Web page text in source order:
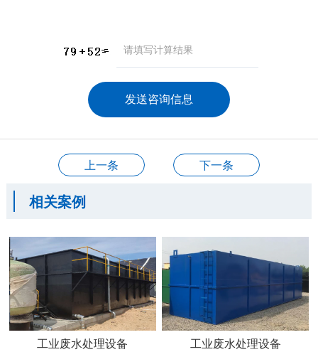
上一条 下一条
相关案例
工业废水处理设备 工业废水处理设备